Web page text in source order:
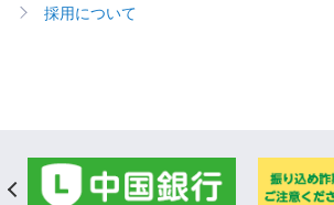
採用について